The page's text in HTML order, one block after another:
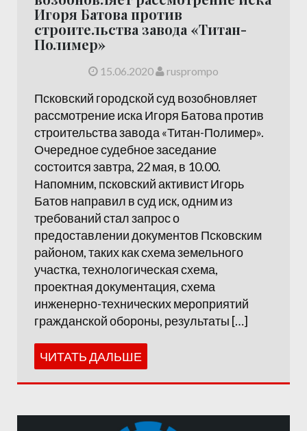
Игоря Батова против
строительства завода «Титан-
Полимер»
15.06.2020 rusprompo
Псковский городской суд возобновляет
рассмотрение иска Игоря Батова против
строительства завода «Титан-Полимер».
Очередное судебное заседание
состоится завтра, 22 мая, в 10.00.
Напомним, псковский активист Игорь
Батов направил в суд иск, одним из
требований стал запрос о
предоставлении документов Псковским
районом, таких как схема земельного
участка, технологическая схема,
проектная документация, схема
инженерно-технических мероприятий
гражданской обороны, результаты […]
ЧИТАТЬ ДАЛЬШЕ